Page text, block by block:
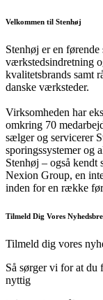
Velkommen til Stenhøj
Stenhøj er en
værkstedsindretning
kvalitetsbrands samt
danske værksteder.
Virksomheden har
omkring 70
sælger og servicerer
sporingssystemer og
Stenhøj – også
Nexion Group, en
inden for en række
Tilmeld Dig Vores
Tilmeld dig vores
Så sørger vi for at du
nyttig